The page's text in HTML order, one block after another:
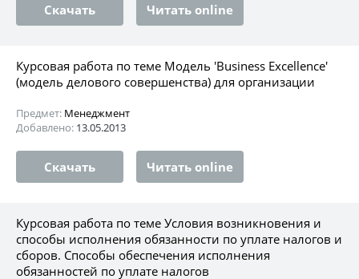
Скачать Читать online
Курсовая работа по теме Модель 'Business Excellence'
(модель делового совершенства) для организации
Предмет: Менеджмент
Добавлено: 13.05.2013
Скачать Читать online
Курсовая работа по теме Условия возникновения и
способы исполнения обязанности по уплате налогов и
сборов. Способы обеспечения исполнения
обязанностей по уплате налогов